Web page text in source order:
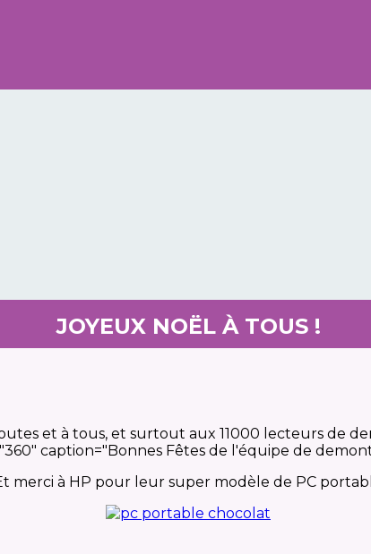
JOYEUX NOËL À TOUS !
et à tous, et surtout aux 11000 lecteurs de
caption="Bonnes Fêtes de l'équipe de
merci à HP pour leur super modèle de PC